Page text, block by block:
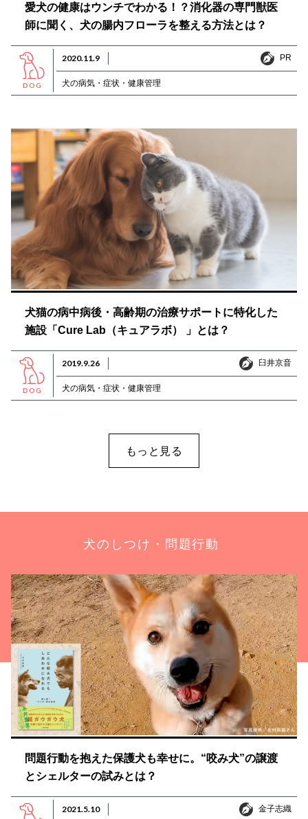
愛犬の健康はウンチでわかる！？消化器の専門獣医
師に聞く、犬の腸内フローラを整える方法とは？
DOG
2020.11.9 PR
PR
犬の病気・症状・健康管理
犬猫の病中病後・高齢期の治療サポートに特化した
施設「Cure Lab（キュアラボ） 」とは？
DOG
2019.9.26 臼井京音
臼井京音
犬の病気・症状・健康管理
もっと見る
犬のしつけ・問題行動
問題行動を抱えた保護犬も幸せに。“咬み犬”の譲渡
とシェルターの試みとは？
2021.5.10 金子志織
金子志織